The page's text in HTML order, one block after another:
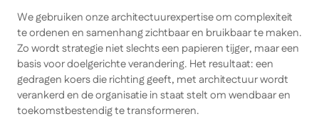
We gebruiken onze architectuurexpertise om complexiteit
te ordenen en samenhang zichtbaar en bruikbaar te maken.
Zo wordt strategie niet slechts een papieren tijger, maar een
basis voor doelgerichte verandering. Het resultaat: een
gedragen koers die richting geeft, met architectuur wordt
verankerd en de organisatie in staat stelt om wendbaar en
toekomstbestendig te transformeren.